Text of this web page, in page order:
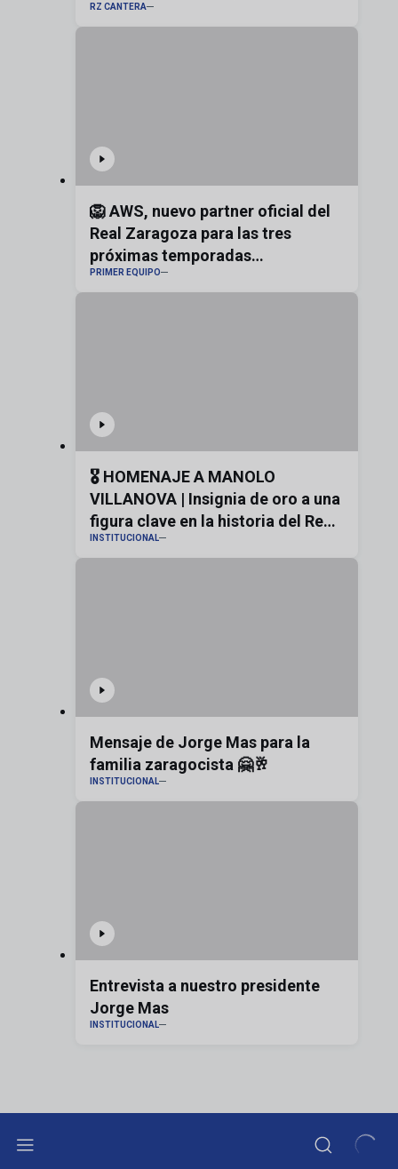
bandera de Aragón
RZ CANTERA
🦁 AWS, nuevo partner oficial del
Real Zaragoza para las tres
próximas temporadas
#realzaragoza
PRIMER EQUIPO
🎖️ HOMENAJE A MANOLO
VILLANOVA | Insignia de oro a una
figura clave en la historia del Real
Zaragoza
INSTITUCIONAL
Mensaje de Jorge Mas para la
familia zaragocista 🤗🥂
INSTITUCIONAL
Entrevista a nuestro presidente
Jorge Mas
INSTITUCIONAL